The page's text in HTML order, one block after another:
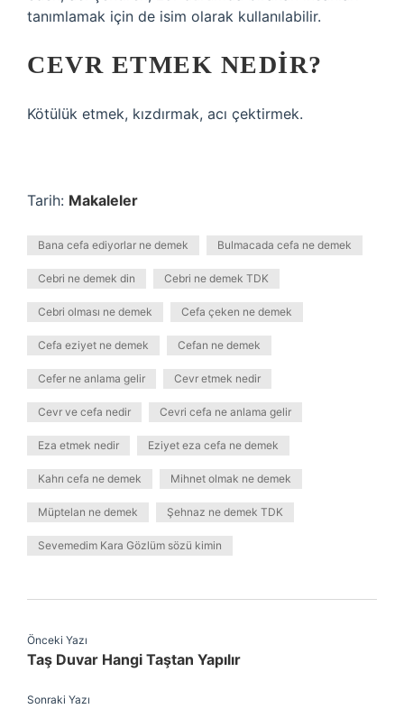
tanımlamak için de isim olarak kullanılabilir.
CEVR ETMEK NEDIR?
Kötülük etmek, kızdırmak, acı çektirmek.
Tarih: Makaleler
Bana cefa ediyorlar ne demek Bulmacada cefa ne demek
Cebri ne demek din Cebri ne demek TDK
Cebri olması ne demek Cefa çeken ne demek
Cefa eziyet ne demek Cefan ne demek
Cefer ne anlama gelir Cevr etmek nedir
Cevr ve cefa nedir Cevri cefa ne anlama gelir
Eza etmek nedir Eziyet eza cefa ne demek
Kahrı cefa ne demek Mihnet olmak ne demek
Müptelan ne demek Şehnaz ne demek TDK
Sevemedim Kara Gözlüm sözü kimin
Önceki Yazı
Taş Duvar Hangi Taştan Yapılır
Sonraki Yazı